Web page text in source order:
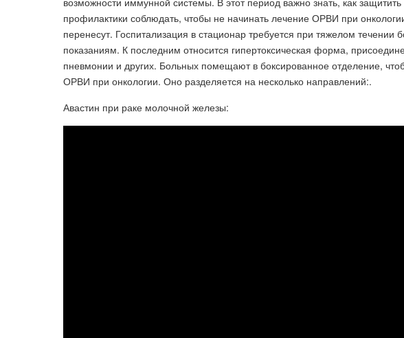
профилактики соблюдать, чтобы не начинать лечение ОРВИ при
перенесут. Госпитализация в стационар требуется при тяжелом течении
показаниям. К последним относится гипертоксическая форма,
пневмонии и других. Больных помещают в боксированное отделение,
ОРВИ при онкологии. Оно разделяется на несколько направлений:.
Авастин при раке молочной железы: